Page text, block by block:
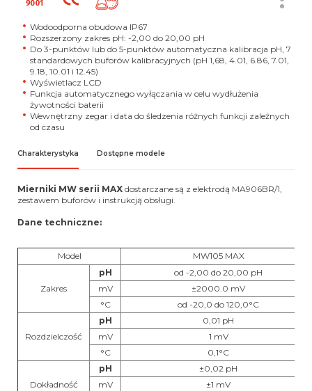
Wodoodporna obudowa IP67
Rozszerzony zakres pH: -2,00 do 20,00 pH
Do 3-punktów lub do 5-punktów automatyczna kalibracja pH, 7
standardowych buforów kalibracyjnych (pH 1,68, 4.01, 6.86, 7.01,
9.18, 10.01 i 12.45)
Wyświetlacz LCD
Funkcja automatycznego wyłączania w celu wydłużenia
żywotności baterii
Wewnętrzny zegar i data do śledzenia różnych funkcji zależnych
od czasu
Charakterystyka Dostępne modele
Mierniki MW serii MAX dostarczane są z elektrodą MA906BR/1,
zestawem buforów i instrukcją obsługi.
Dane techniczne:
Model MW105 MAX
Zakres
pH
od -2,00 do 20,00 pH
mV
±2000.0 mV
°C
od -20,0 do 120,0°C
Rozdzielczość
pH
0,01 pH
mV
1 mV
°C
0,1°C
Dokładność
pH
±0,02 pH
mV
±1 mV